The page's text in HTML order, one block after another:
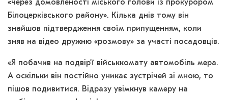
«через домовленості міського голови із прокурором
Білоцерківського району». Кілька днів тому він
знайшов підтвердження своїм припущенням, коли
зняв на відео дружню «розмову» за участі посадовців.
«Я побачив на подвір’ї військкомату автомобіль мера.
А оскільки він постійно уникає зустрічей зі мною, то
пішов подивитися. Відразу увімкнув камеру на